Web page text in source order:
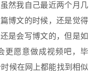
然我自己最近两个月几
博文的时候，还是觉得
是会写博文的，但是如
更愿意做成视频吧，毕
候在网上都能找到相似